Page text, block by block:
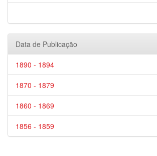
Data de Publicação
1890 - 1894
1870 - 1879
1860 - 1869
1856 - 1859